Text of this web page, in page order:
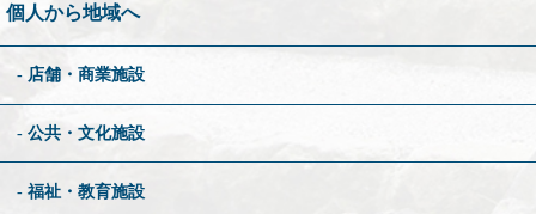
個人から地域へ
店舗・商業施設
公共・文化施設
福祉・教育施設